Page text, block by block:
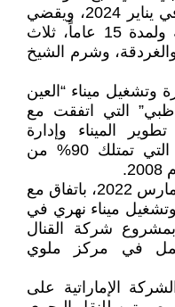
“القابضة” مع الحكومة المصرية في يناير 2024، ويقضي
بتشغيل وإدارة الشركة الإماراتية ولمدة 15 عاماً، ثلاث
وشرم الشيخ
وتشغيل ميناء “العين
ظبي” التي اتفقت مع
2022، على تطوير الميناء وإدارة
عملياته، ومن خلال موانئ دبي التي تمتلك 90% من
“موانئ أبوظبي” حظيت أيضاً في مارس 2022، باتفاق مع
وتشغيل ميناء نهري في
شركة القنال
في مركز ملوي
الشركة الإماراتية على